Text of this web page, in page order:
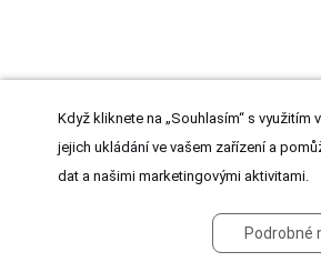
Když kliknete na „Souhlasím“ s
jejich ukládání ve vašem zařízení a
dat a našimi marketingovými aktivitami.
Podrobné